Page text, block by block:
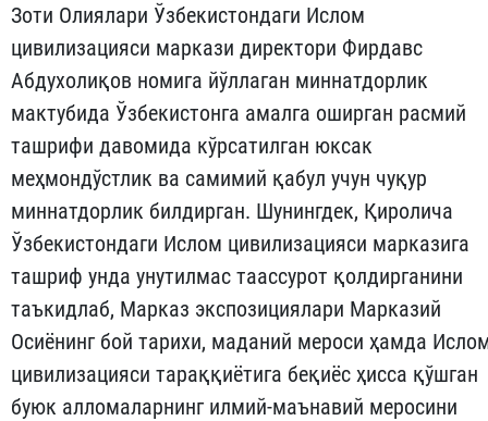
Зоти Олиялари Ўзбекистондаги Ислом
цивилизацияси маркази директори Фирдавс
Абдухолиқов номига йўллаган миннатдорлик
мактубида Ўзбекистонга амалга оширган расмий
ташрифи давомида кўрсатилган юксак
меҳмондўстлик ва самимий қабул учун чуқур
миннатдорлик билдирган. Шунингдек, Қиролича
Ўзбекистондаги Ислом цивилизацияси марказига
ташриф унда унутилмас таассурот қолдирганини
таъкидлаб, Марказ экспозициялари Марказий
Осиёнинг бой тарихи, маданий мероси ҳамда
цивилизацияси тараққиётига беқиёс ҳисса қўшган
буюк алломаларнинг илмий-маънавий меросини